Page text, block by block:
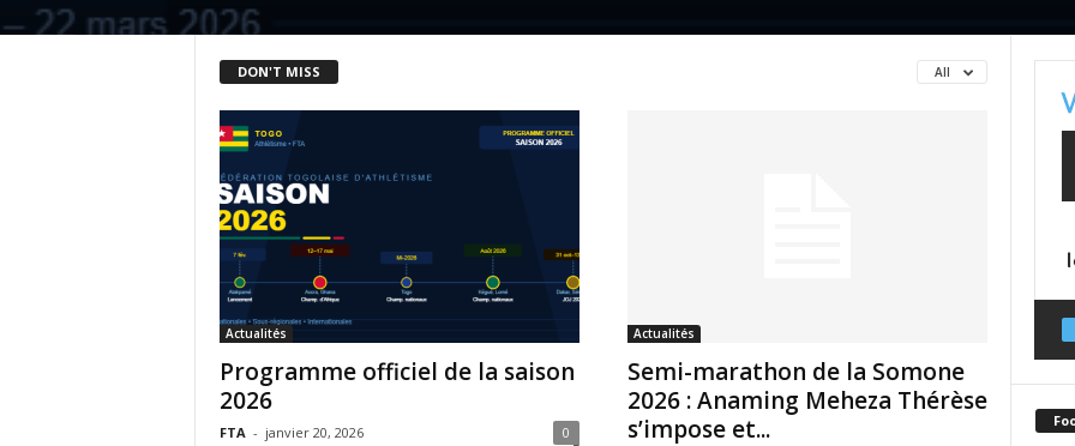
DON'T MISS All
Actualités
Programme officiel de la saison
2026
FTA - janvier 20, 2026 0
Actualités
Semi-marathon de la Somone
2026 : Anaming Meheza Thérèse
s’impose et...